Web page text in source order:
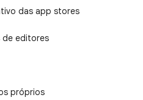
das app stores
de editores
próprios